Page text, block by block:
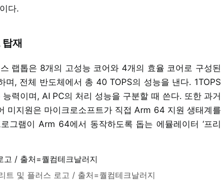
다.
재
랩톱은 8개의 고성능 코어와 4개의 효율 코어로 구성된
며, 전체 반도체에서 총 40 TOPS의 성능을 낸다. 1TOPS
력이며, AI PC의 처리 성능을 구분할 때 쓴다. 또한 과거
미지원은 마이크로소프트가 직접 Arm 64 지원 생태계를
그램이 Arm 64에서 동작하도록 돕는 에뮬레이터 ‘프리
트 및 플러스 로고 / 출처=퀄컴테크날러지